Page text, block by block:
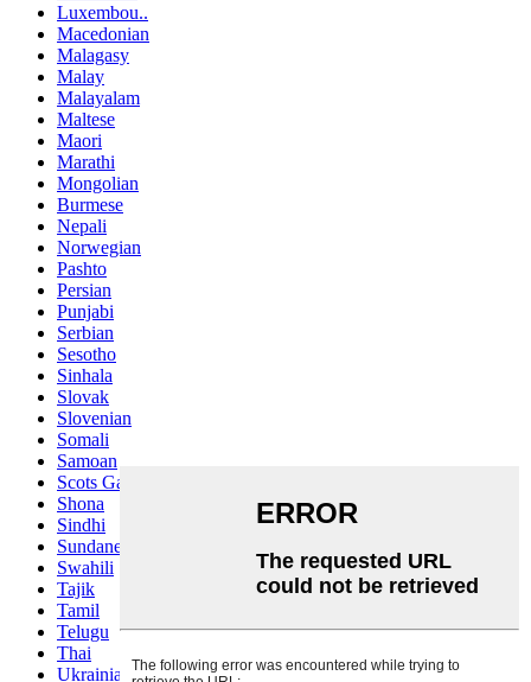
Luxembou..
Macedonian
Malagasy
Malay
Malayalam
Maltese
Maori
Marathi
Mongolian
Burmese
Nepali
Norwegian
Pashto
Persian
Punjabi
Serbian
Sesotho
Sinhala
Slovak
Slovenian
Somali
Samoan
Scots Gaelic
Shona
Sindhi
Sundanese
Swahili
Tajik
Tamil
Telugu
Thai
Ukrainian